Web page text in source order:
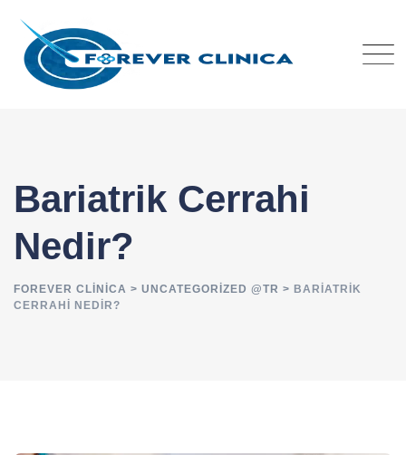
content
Bariatrik Cerrahi
Nedir?
FOREVER CLINICA > UNCATEGORIZED @TR > BARIATRIK
CERRAHI NEDIR?